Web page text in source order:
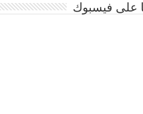
على فيسبوك